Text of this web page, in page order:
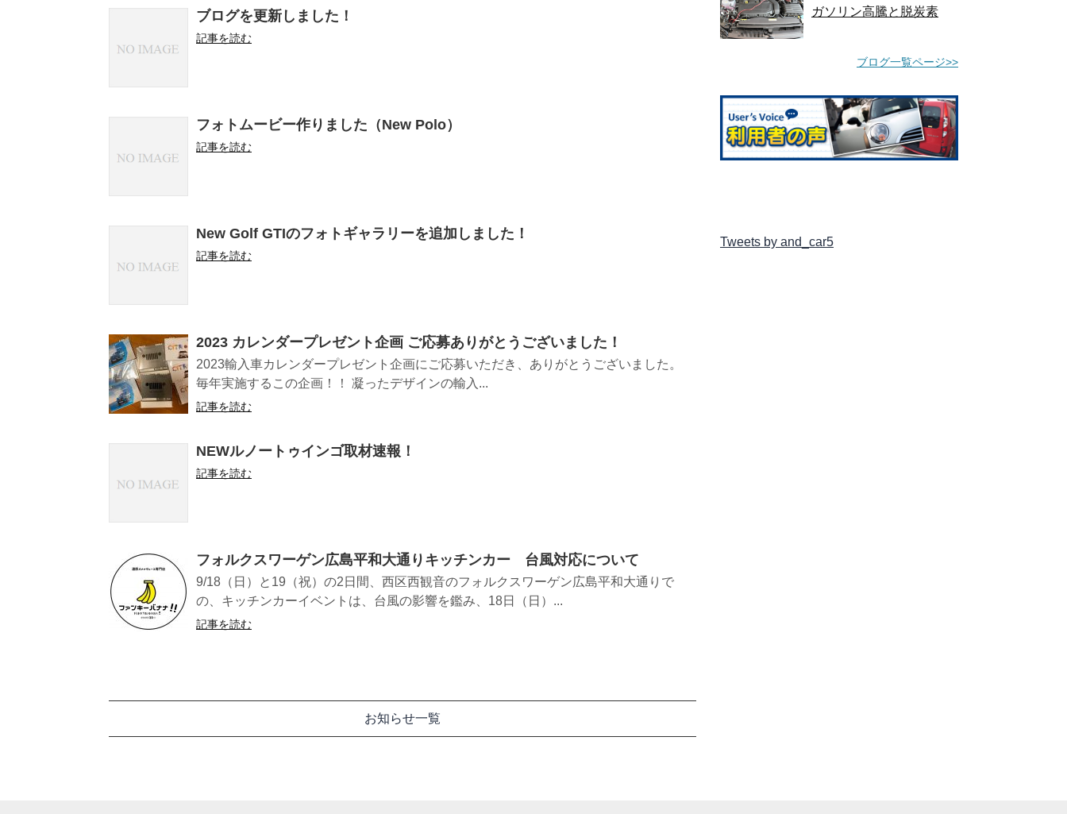
ブログを更新しました！
記事を読む
フォトムービー作りました（New Polo）
記事を読む
New Golf GTIのフォトギャラリーを追加しました！
記事を読む
2023 カレンダープレゼント企画 ご応募ありがとうございました！
2023輸入車カレンダープレゼント企画にご応募いただき、ありがとうございました。
毎年実施するこの企画！！ 凝ったデザインの輸入...
記事を読む
NEWルノートゥインゴ取材速報！
記事を読む
フォルクスワーゲン広島平和大通りキッチンカー 台風対応について
9/18（日）と19（祝）の2日間、西区西観音のフォルクスワーゲン広島平和大通りで
の、キッチンカーイベントは、台風の影響を鑑み、18日（日）...
記事を読む
お知らせ一覧
ガソリン高騰と脱炭素
ブログ一覧ページ>>
Tweets by and_car5